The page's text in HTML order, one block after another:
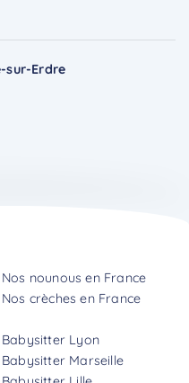
sur-Erdre
Nos nounous en France
Nos crèches en France
Babysitter Lyon
Babysitter Marseille